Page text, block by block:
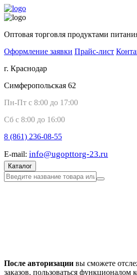
Оптовая торговля продуктами
Оформление заявки Прайс-лист
г. Краснодар
Симферопольская 62
Пн-Пт с 8:00 до 17:00
Сб с 8:00 до 16:00
8 (861) 236-08-55
E-mail: info@ugopttorg-23.ru
Каталог
После авторизации вы сможете
заказов, пользоваться функционалом